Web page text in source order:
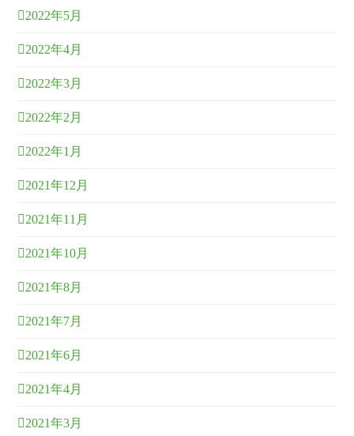
2022年5月
2022年4月
2022年3月
2022年2月
2022年1月
2021年12月
2021年11月
2021年10月
2021年8月
2021年7月
2021年6月
2021年4月
2021年3月